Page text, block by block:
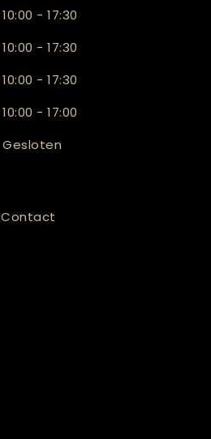
10:00 - 17:30
10:00 - 17:30
10:00 - 17:30
10:00 - 17:00
Gesloten
Contact